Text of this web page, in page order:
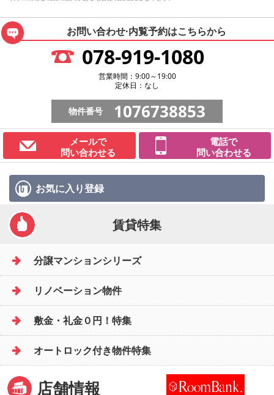
お問い合わせ·内覧予約はこちらから
078-919-1080
営業時間：9:00～19:00
定休日：なし
物件番号 1076738853
メールで
問い合わせる
電話で
問い合わせる
お気に入り登録
賃貸特集
分譲マンションシリーズ
リノベーション物件
敷金・礼金０円！特集
オートロック付き物件特集
店舗情報